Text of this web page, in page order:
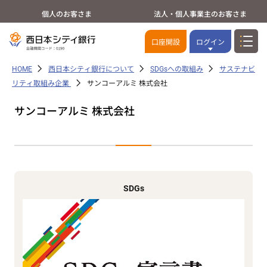
個人のお客さま 法人・個人事業主のお客さま
口座開設 ログイン
HOME 西日本シティ銀行について SDGsへの取組み
サステナビ
リティ取組み企業
サンコーアルミ 株式会社
サンコーアルミ 株式会社
SDGs